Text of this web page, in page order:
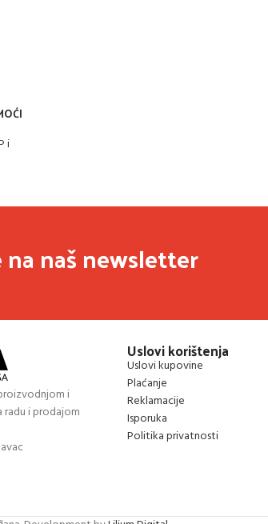
i
naš newsletter
i
i prodajom
Uslovi korištenja
Uslovi kupovine
Plaćanje
Reklamacije
Isporuka
Politika privatnosti